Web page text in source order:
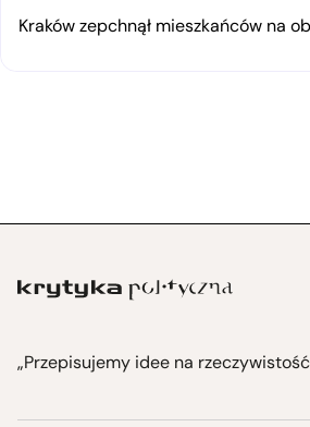
Kraków zepchnął mieszkańców na
„Przepisujemy idee na